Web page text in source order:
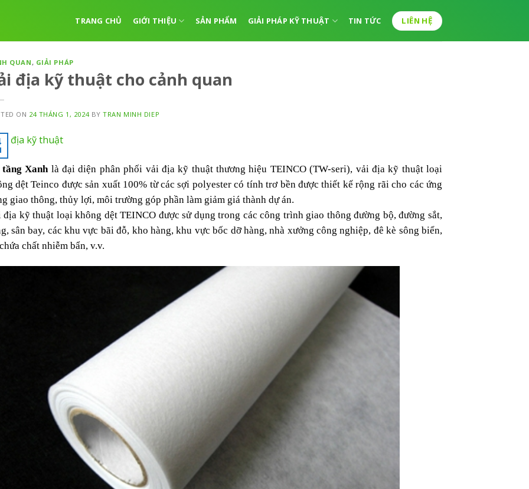
TRANG CHỦ GIỚI THIỆU SẢN PHẨM GIẢI PHÁP KỸ THUẬT TIN TỨC LIÊN HỆ
QUAN, GIẢI PHÁP
địa kỹ thuật cho cảnh quan
ON 24 THÁNG 1, 2024BYTRAN MINH DIEP
Xanh là đại diện phân phối vải địa kỹ thuật thương hiệu TEINCO (TW-seri), vải địa kỹ thuật loại
dệt Teinco được sản xuất 100% từ các sợi polyester có tính trơ bền được thiết kế rộng rãi cho các ứng
giao thông, thủy lợi, môi trường góp phần làm giảm giá thành dự án.
địa kỹ thuật loại không dệt TEINCO được sử dụng trong các công trình giao thông đường bộ, đường sắt,
sân bay, các khu vực bãi đỗ, kho hàng, khu vực bốc dỡ hàng, nhà xưởng công nghiệp, đê kè sông biển,
chất nhiễm bẩn, v.v.